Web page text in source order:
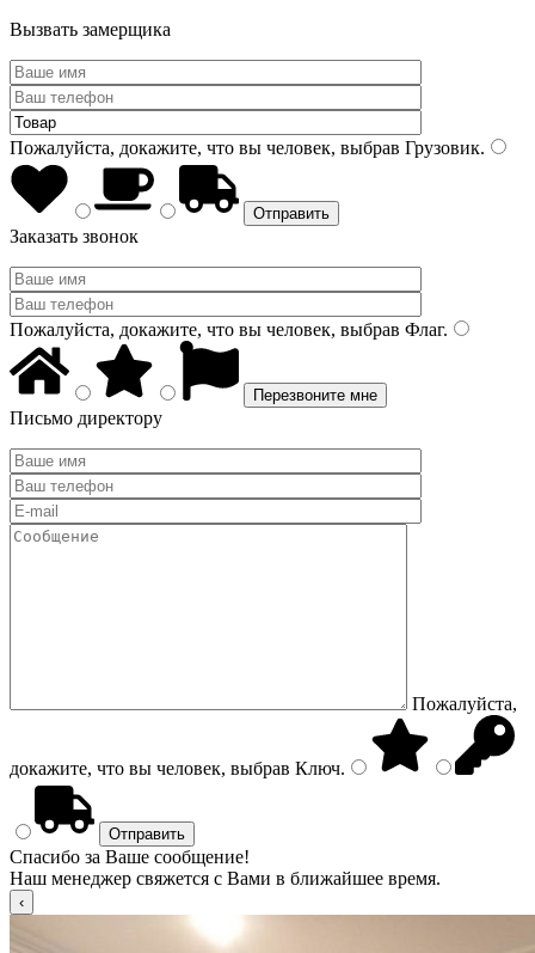
Вызвать замерщика
Пожалуйста, докажите, что вы человек, выбрав Грузовик.
Заказать звонок
Пожалуйста, докажите, что вы человек, выбрав Флаг.
Письмо директору
Пожалуйста,
докажите, что вы человек, выбрав Ключ.
Спасибо за Ваше сообщение!
Наш менеджер свяжется с Вами в ближайшее время.